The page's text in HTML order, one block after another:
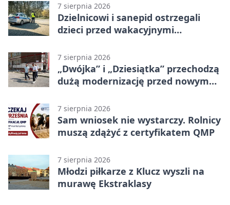
7 sierpnia 2026
Dzielnicowi i sanepid ostrzegali
dzieci przed wakacyjnymi
7 sierpnia 2026
„Dwójka” i „Dziesiątka” przechodzą
dużą modernizację przed nowym
7 sierpnia 2026
Sam wniosek nie wystarczy. Rolnicy
muszą zdążyć z certyfikatem QMP
7 sierpnia 2026
Młodzi piłkarze z Klucz wyszli na
murawę Ekstraklasy